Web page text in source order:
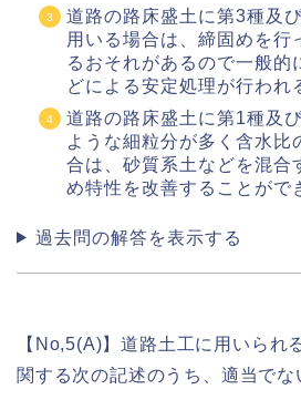
道路の路床盛土に第3種及
用いる場合は、締固めを行
るおそれがあるので一般的
どによる安定処理が行われ
道路の路床盛土に第1種及
ような細粒分が多く含水比
合は、砂質系土などを混合
め特性を改善することがで
過去問の解答を表示する
【No,5(A)】道路土工に用いられ
関する次の記述のうち、適当でな